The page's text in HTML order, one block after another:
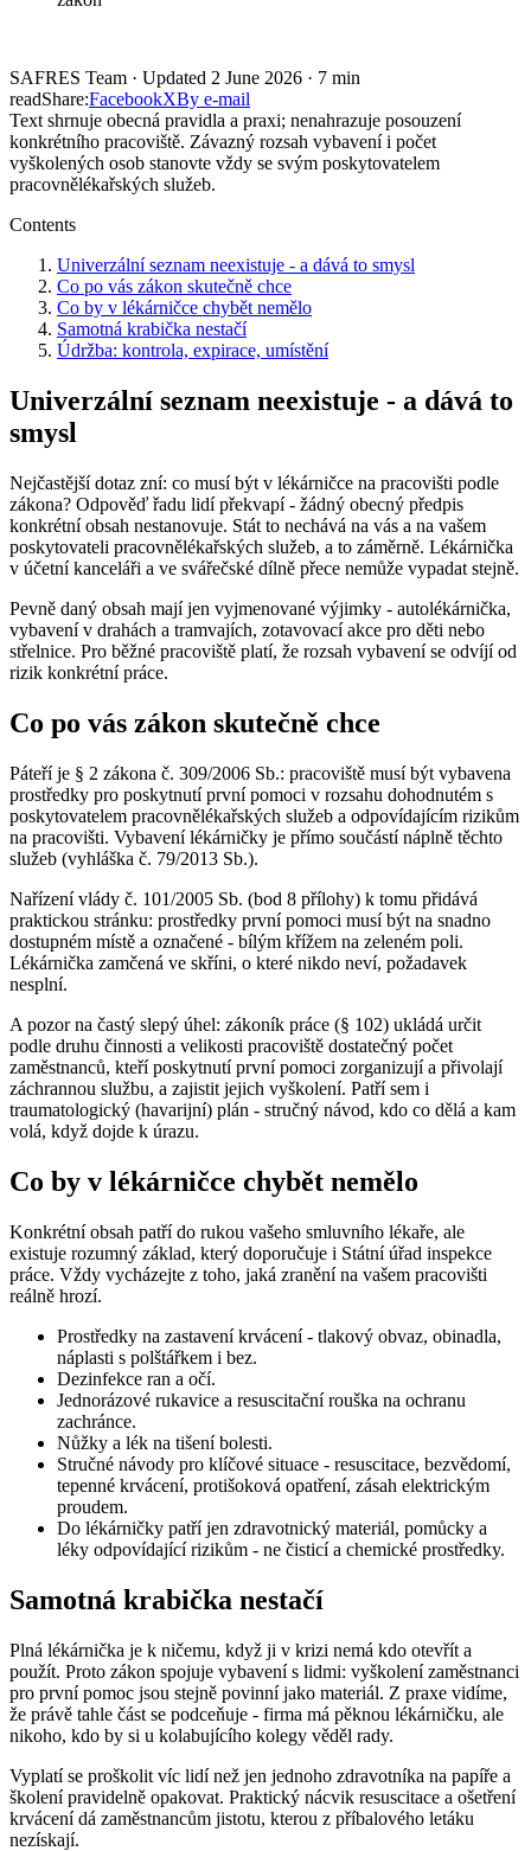
SAFRES Team · Updated 2 June 2026 · 7 min
readShare:FacebookXBy e-mail
Text shrnuje obecná pravidla a praxi; nenahrazuje posouzení
konkrétního pracoviště. Závazný rozsah vybavení i počet
vyškolených osob stanovte vždy se svým poskytovatelem
pracovnělékařských služeb.
Contents
Univerzální seznam neexistuje - a dává to smysl
Co po vás zákon skutečně chce
Co by v lékárničce chybět nemělo
Samotná krabička nestačí
Údržba: kontrola, expirace, umístění
Univerzální seznam neexistuje - a dává to
smysl
Nejčastější dotaz zní: co musí být v lékárničce na pracovišti podle
zákona? Odpověď řadu lidí překvapí - žádný obecný předpis
konkrétní obsah nestanovuje. Stát to nechává na vás a na vašem
poskytovateli pracovnělékařských služeb, a to záměrně. Lékárnička
v účetní kanceláři a ve svářečské dílně přece nemůže vypadat stejně.
Pevně daný obsah mají jen vyjmenované výjimky - autolékárnička,
vybavení v drahách a tramvajích, zotavovací akce pro děti nebo
střelnice. Pro běžné pracoviště platí, že rozsah vybavení se odvíjí od
rizik konkrétní práce.
Co po vás zákon skutečně chce
Páteří je § 2 zákona č. 309/2006 Sb.: pracoviště musí být vybavena
prostředky pro poskytnutí první pomoci v rozsahu dohodnutém s
poskytovatelem pracovnělékařských služeb a odpovídajícím rizikům
na pracovišti. Vybavení lékárničky je přímo součástí náplně těchto
služeb (vyhláška č. 79/2013 Sb.).
Nařízení vlády č. 101/2005 Sb. (bod 8 přílohy) k tomu přidává
praktickou stránku: prostředky první pomoci musí být na snadno
dostupném místě a označené - bílým křížem na zeleném poli.
Lékárnička zamčená ve skříni, o které nikdo neví, požadavek
nesplní.
A pozor na častý slepý úhel: zákoník práce (§ 102) ukládá určit
podle druhu činnosti a velikosti pracoviště dostatečný počet
zaměstnanců, kteří poskytnutí první pomoci zorganizují a přivolají
záchrannou službu, a zajistit jejich vyškolení. Patří sem i
traumatologický (havarijní) plán - stručný návod, kdo co dělá a kam
volá, když dojde k úrazu.
Co by v lékárničce chybět nemělo
Konkrétní obsah patří do rukou vašeho smluvního lékaře, ale
existuje rozumný základ, který doporučuje i Státní úřad inspekce
práce. Vždy vycházejte z toho, jaká zranění na vašem pracovišti
reálně hrozí.
Prostředky na zastavení krvácení - tlakový obvaz, obinadla,
náplasti s polštářkem i bez.
Dezinfekce ran a očí.
Jednorázové rukavice a resuscitační rouška na ochranu
zachránce.
Nůžky a lék na tišení bolesti.
Stručné návody pro klíčové situace - resuscitace, bezvědomí,
tepenné krvácení, protišoková opatření, zásah elektrickým
proudem.
Do lékárničky patří jen zdravotnický materiál, pomůcky a
léky odpovídající rizikům - ne čisticí a chemické prostředky.
Samotná krabička nestačí
Plná lékárnička je k ničemu, když ji v krizi nemá kdo otevřít a
použít. Proto zákon spojuje vybavení s lidmi: vyškolení zaměstnanci
pro první pomoc jsou stejně povinní jako materiál. Z praxe vidíme,
že právě tahle část se podceňuje - firma má pěknou lékárničku, ale
nikoho, kdo by si u kolabujícího kolegy věděl rady.
Vyplatí se proškolit víc lidí než jen jednoho zdravotníka na papíře a
školení pravidelně opakovat. Praktický nácvik resuscitace a ošetření
krvácení dá zaměstnancům jistotu, kterou z příbalového letáku
nezískají.